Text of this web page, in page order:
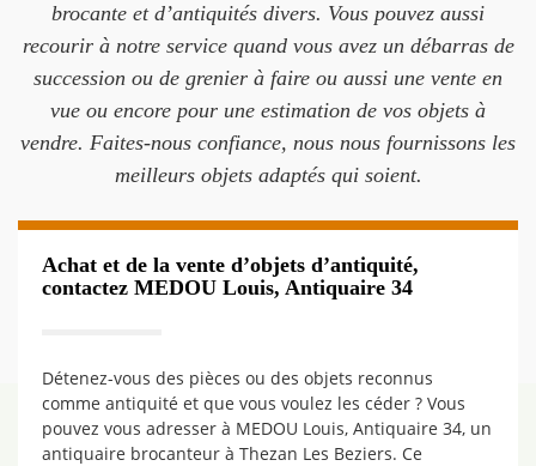
brocante et d’antiquités divers. Vous pouvez aussi
recourir à notre service quand vous avez un débarras de
succession ou de grenier à faire ou aussi une vente en
vue ou encore pour une estimation de vos objets à
vendre. Faites-nous confiance, nous nous fournissons les
meilleurs objets adaptés qui soient.
Achat et de la vente d’objets d’antiquité,
contactez MEDOU Louis, Antiquaire 34
Détenez-vous des pièces ou des objets reconnus
comme antiquité et que vous voulez les céder ? Vous
pouvez vous adresser à MEDOU Louis, Antiquaire 34, un
antiquaire brocanteur à Thezan Les Beziers. Ce